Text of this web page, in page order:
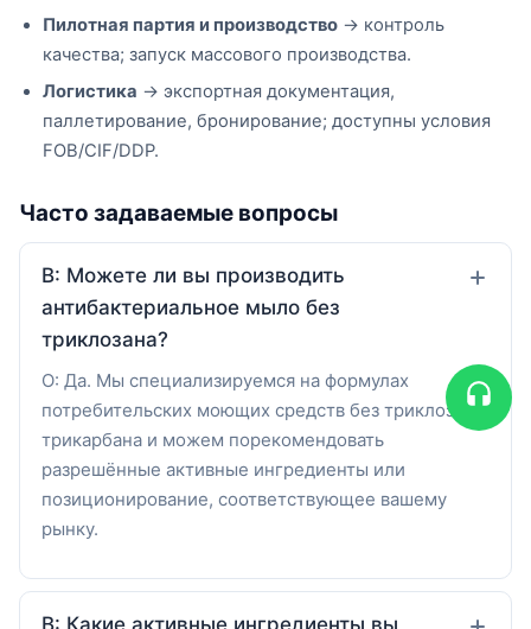
Пилотная партия и производство → контроль
качества; запуск массового производства.
Логистика → экспортная документация,
паллетирование, бронирование; доступны условия
FOB/CIF/DDP.
Часто задаваемые вопросы
В: Можете ли вы производить
антибактериальное мыло без
триклозана?
О: Да. Мы специализируемся на формулах
потребительских моющих средств без триклозана/
трикарбана и можем порекомендовать
разрешённые активные ингредиенты или
позиционирование, соответствующее вашему
рынку.